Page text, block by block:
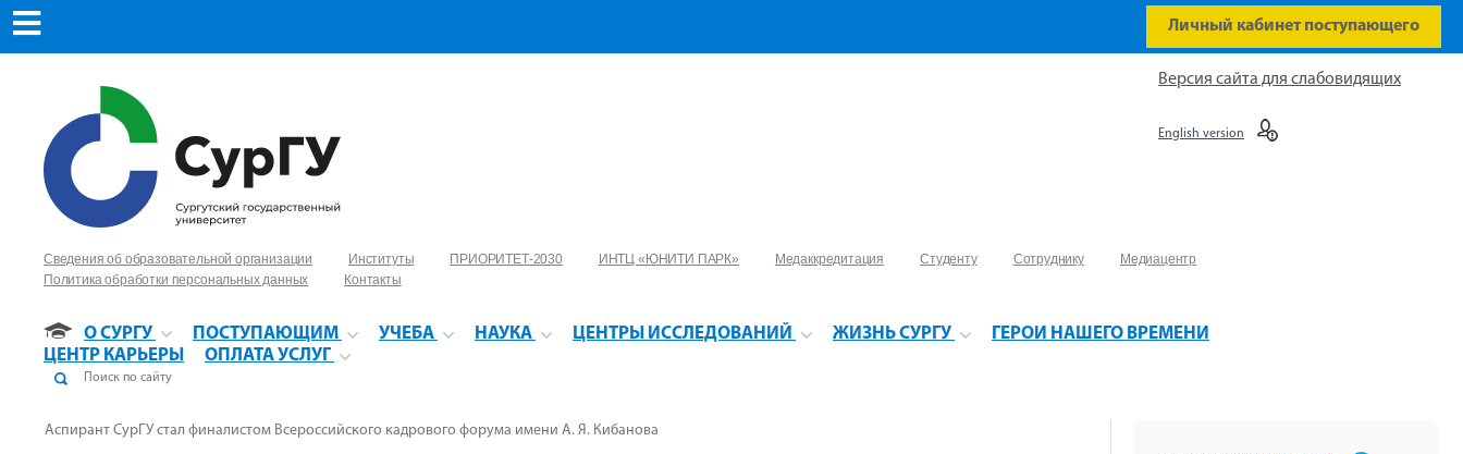
Личный кабинет поступающего
Сведения об образовательной организации Институты ПРИОРИТЕТ-2030 ИНТЦ «ЮНИТИ ПАРК» Медаккредитация Студенту Сотруднику
Медиацентр
Политика обработки персональных данных
Контакты
О СУРГУ ПОСТУПАЮЩИМ УЧЕБА НАУКА ЦЕНТРЫ ИССЛЕДОВАНИЙ ЖИЗНЬ СУРГУ
ГЕРОИ НАШЕГО ВРЕМЕНИ
ЦЕНТР КАРЬЕРЫ
ОПЛАТА УСЛУГ
Версия сайта для слабовидящих
English version
Аспирант СурГУ стал финалистом Всероссийского кадрового форума имени А. Я. Кибанова